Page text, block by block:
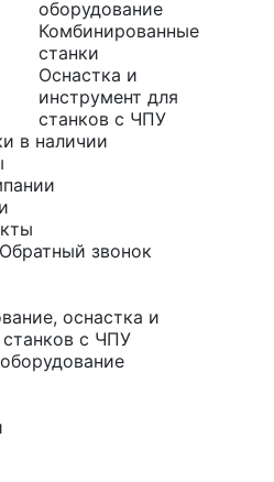
оборудование
Комбинированные
станки
Оснастка и
инструмент для
станков с ЧПУ
в наличии
Обратный звонок
оснастка и
с ЧПУ